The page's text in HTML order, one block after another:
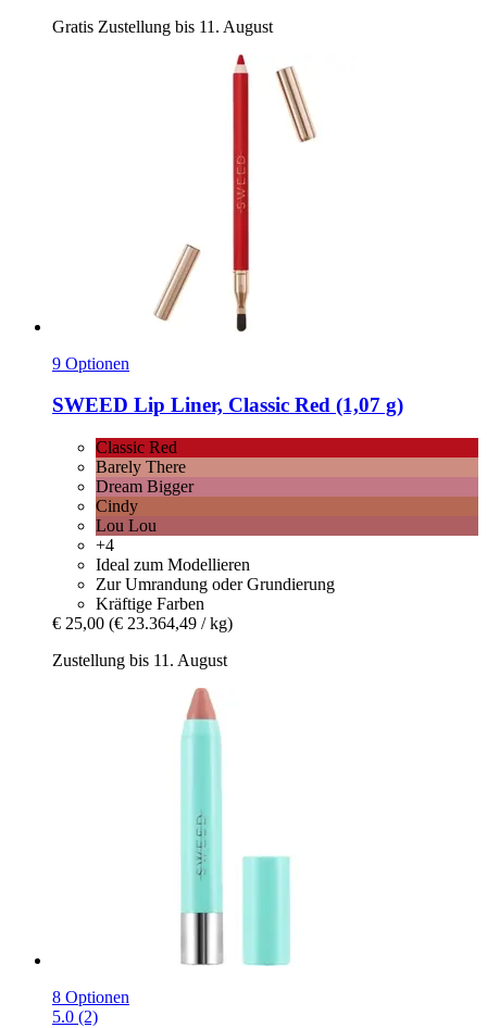
Gratis Zustellung bis 11. August
9 Optionen
SWEED Lip Liner, Classic Red (1,07 g)
Classic Red
Barely There
Dream Bigger
Cindy
Lou Lou
+4
Ideal zum Modellieren
Zur Umrandung oder Grundierung
Kräftige Farben
€ 25,00 (€ 23.364,49 / kg)
Zustellung bis 11. August
8 Optionen
5.0 (2)